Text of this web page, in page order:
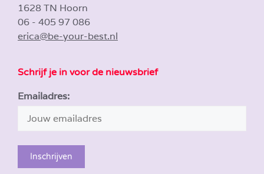
1628 TN Hoorn
06 - 405 97 086
erica@be-your-best.nl
Schrijf je in voor de nieuwsbrief
Emailadres: